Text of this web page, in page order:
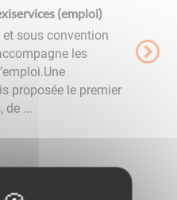
(emploi)
et sous convention
les
proposée le premier
de ...